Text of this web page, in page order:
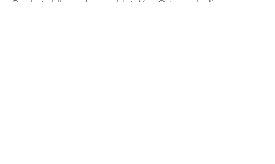
Dachstuhlbrand gemeldet. Vor Ort ergab die